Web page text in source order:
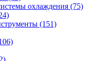
охлаждения (75)
(151)